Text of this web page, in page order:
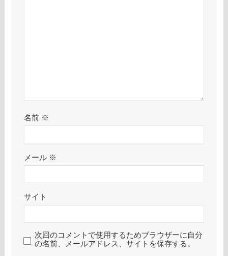
名前 ※
メール ※
サイト
次回のコメントで使用するためブラウザーに自分
の名前、メールアドレス、サイトを保存する。